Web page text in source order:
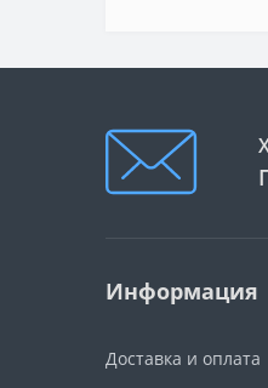
Информация
Доставка и оплата